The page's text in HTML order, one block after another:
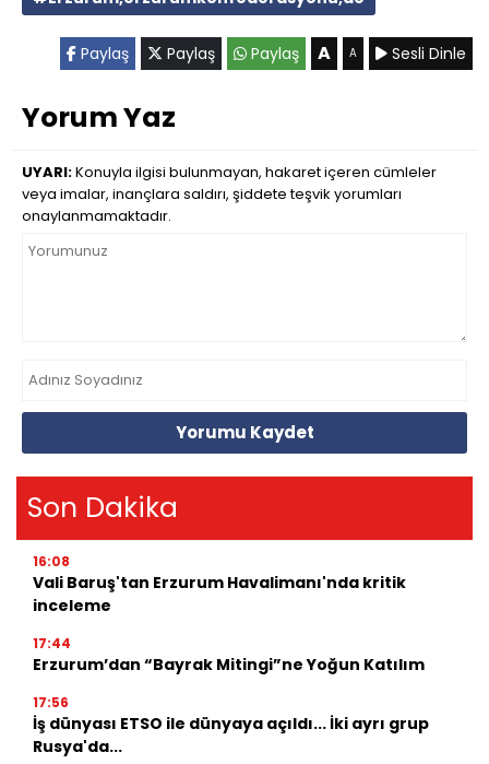
Paylaş Paylaş Paylaş A A Sesli Dinle
Yorum Yaz
UYARI:Konuyla ilgisi bulunmayan, hakaret içeren cümleler
veya imalar, inançlara saldırı, şiddete teşvik yorumları
onaylanmamaktadır.
Yorumu Kaydet
Son Dakika
16:08
Vali Baruş'tan Erzurum Havalimanı'nda kritik
inceleme
17:44
Erzurum’dan “Bayrak Mitingi”ne Yoğun Katılım
17:56
İş dünyası ETSO ile dünyaya açıldı... İki ayrı grup
Rusya'da...